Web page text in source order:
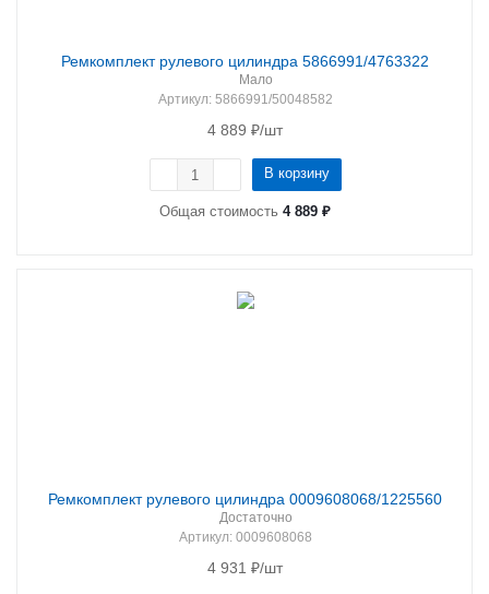
Ремкомплект рулевого цилиндра 5866991/4763322
Мало
Артикул: 5866991/50048582
4 889 ₽/шт
В корзину
Общая стоимость 4 889 ₽
Ремкомплект рулевого цилиндра 0009608068/1225560
Достаточно
Артикул: 0009608068
4 931 ₽/шт